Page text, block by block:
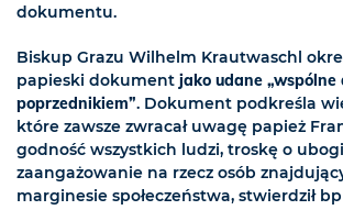
dokumentu.
Biskup Grazu Wilhelm Krautwaschl
papieski dokument jako udane „wspólne
poprzednikiem”. Dokument podkreśla
które zawsze zwracał uwagę papież
godność wszystkich ludzi, troskę o
zaangażowanie na rzecz osób
marginesie społeczeństwa, stwierdził